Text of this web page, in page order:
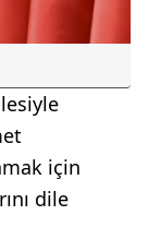
için
dile